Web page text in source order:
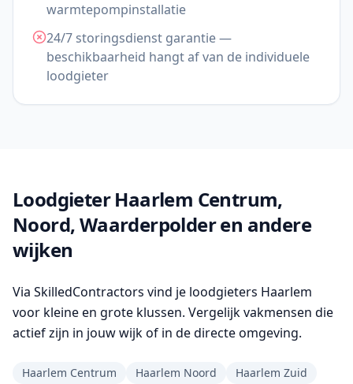
warmtepompinstallatie
24/7 storingsdienst garantie —
beschikbaarheid hangt af van de individuele
loodgieter
Loodgieter Haarlem Centrum,
Noord, Waarderpolder en andere
wijken
Via SkilledContractors vind je loodgieters Haarlem
voor kleine en grote klussen. Vergelijk vakmensen die
actief zijn in jouw wijk of in de directe omgeving.
Haarlem Centrum Haarlem Noord
Haarlem Zuid